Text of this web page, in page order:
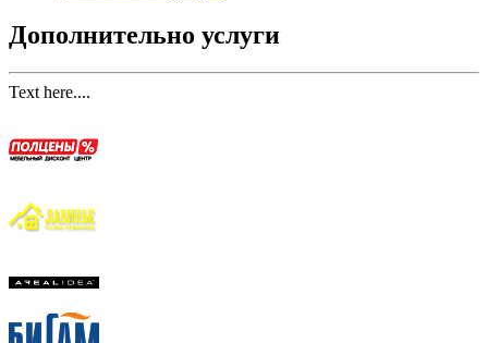
Дополнительно услуги
Text here....